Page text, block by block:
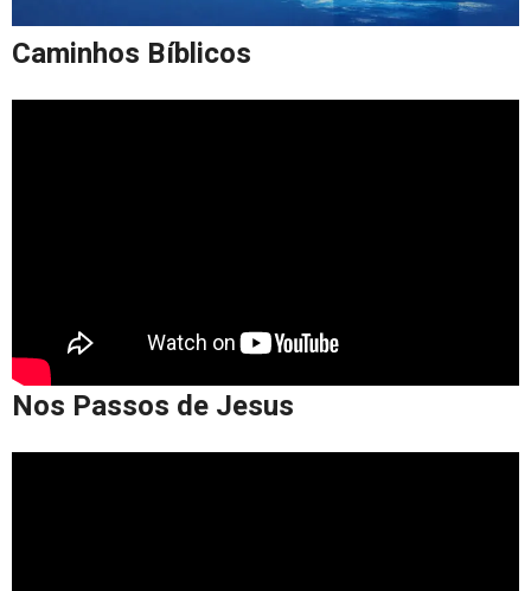
Caminhos Bíblicos
Nos Passos de Jesus